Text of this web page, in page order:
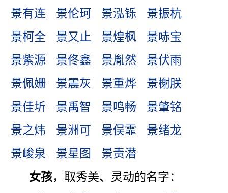
景有连
景伦珂 景泓铄
景振杭
景柯全
景又止 景煌枫
景哧宝
景紫源
景佟鑫 景胤然
景伏雨
景佩姗
景震灰 景重烨
景榭朕
景佳圻
景禹智 景鸣畅
景肇铭
景之炜
景洲可 景俣霏
景绪龙
景峻泉
景星图
景责潜
女孩，取秀美、灵动的名字：